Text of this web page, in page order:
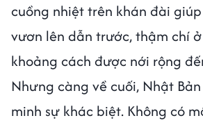
cuồng nhiệt trên khán đài
vươn lên dẫn trước, thậm chí
khoảng cách được nới rộng
Nhưng càng về cuối, Nhật
minh sự khác biệt. Không có